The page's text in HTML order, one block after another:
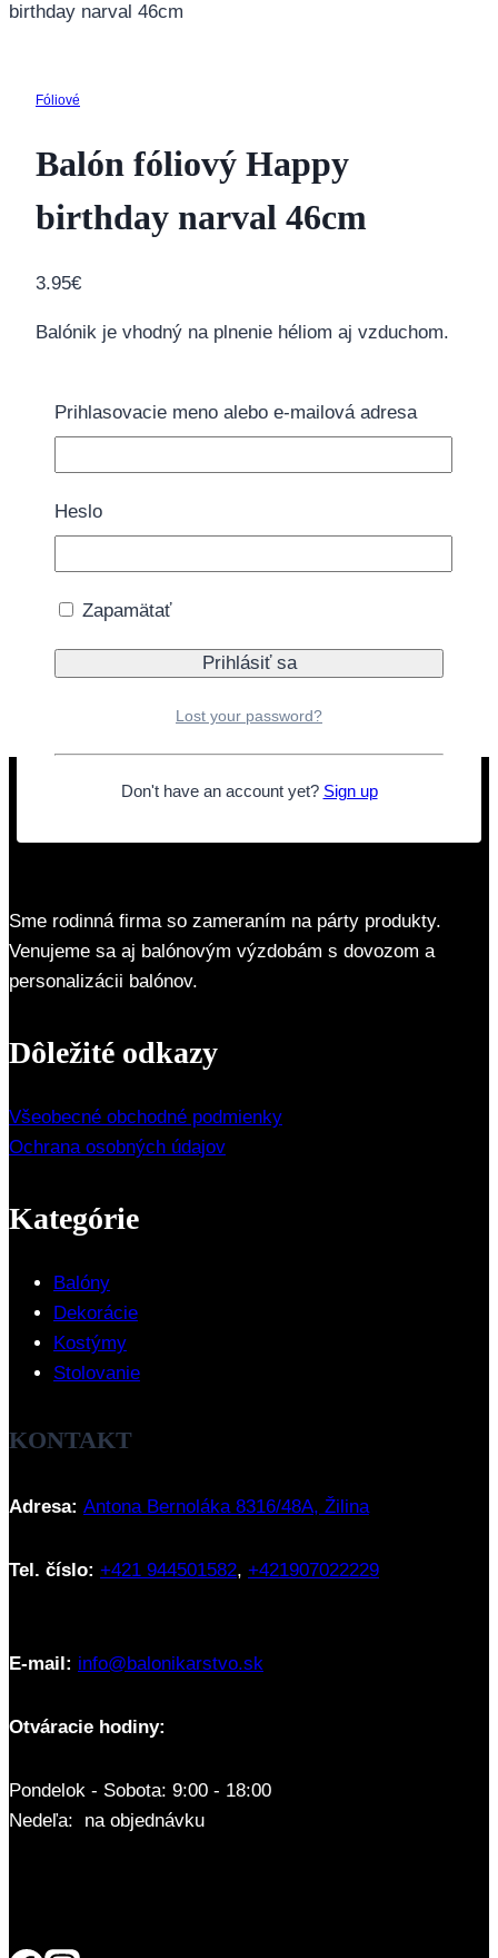
birthday narval 46cm
Fóliové
Balón fóliový Happy
birthday narval 46cm
3.95€
Balónik je vhodný na plnenie héliom aj vzduchom.
preto odporúčame zakúpiťhéliový set. V prípade
záujmu je možné balón nafúkať priamo v našej
kamennej predajni.
1 na sklade
množstvo Balón fóliový Happy birthday narval
46cm
Doprava zdarma nad 40€
Sme rodinná firma so zameraním na párty produkty.
Venujeme sa aj balónovým výzdobám s dovozom a
personalizácii balónov.
Dôležité odkazy
Všeobecné obchodné podmienky
Ochrana osobných údajov
Kategórie
Balóny
Dekorácie
Kostýmy
Stolovanie
KONTAKT
Adresa: Antona Bernoláka 8316/48A, Žilina
Tel. číslo: +421 944501582, +421907022229
E-mail: info@balonikarstvo.sk
Otváracie hodiny:
Pondelok - Sobota: 9:00 - 18:00
Nedeľa: na objednávku
Prihlasovacie meno alebo e-mailová adresa
Heslo
Zapamätať
Lost your password?
Don't have an account yet? Sign up